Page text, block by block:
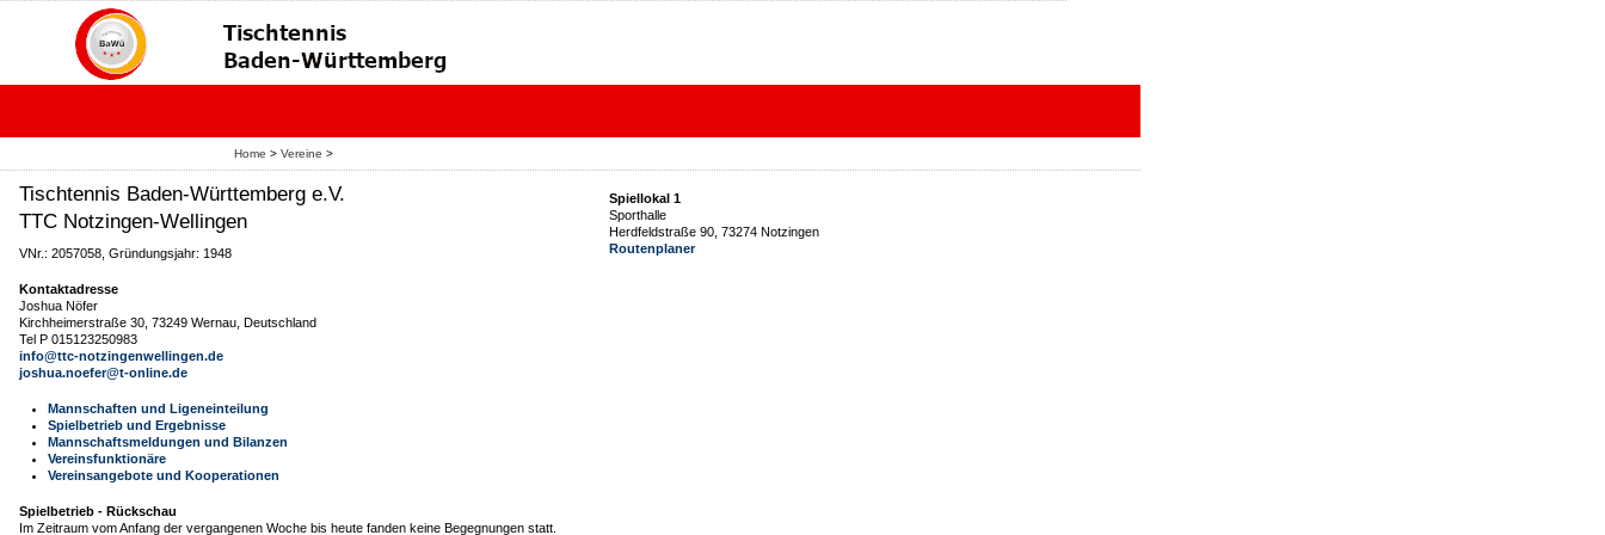
Home > Vereine >
Tischtennis Baden-Württemberg e.V.
TTC Notzingen-Wellingen
VNr.: 2057058, Gründungsjahr: 1948
Kontaktadresse
Joshua Nöfer
Kirchheimerstraße 30, 73249 Wernau, Deutschland
Tel P 015123250983
info@ttc-notzingenwellingen.de
joshua.noefer@t-online.de
Mannschaften und Ligeneinteilung
Spielbetrieb und Ergebnisse
Mannschaftsmeldungen und Bilanzen
Vereinsfunktionäre
Vereinsangebote und Kooperationen
Spiellokal 1
Sporthalle
Herdfeldstraße 90, 73274 Notzingen
Routenplaner
Spielbetrieb - Rückschau
Im Zeitraum vom Anfang der vergangenen Woche bis heute fanden keine Begegnungen statt.